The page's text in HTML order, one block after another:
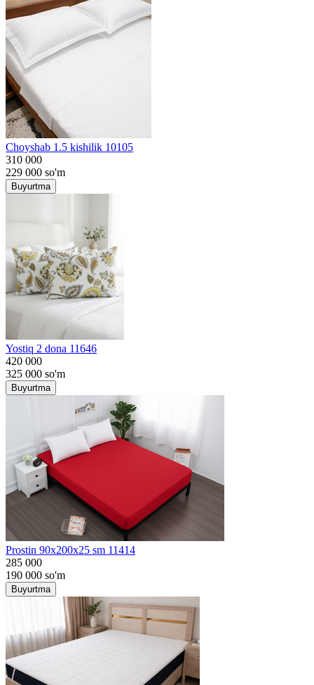
Choyshab 1.5 kishilik 10105
310 000
229 000 so'm
Buyurtma
Yostiq 2 dona 11646
420 000
325 000 so'm
Buyurtma
Prostin 90x200x25 sm 11414
285 000
190 000 so'm
Buyurtma